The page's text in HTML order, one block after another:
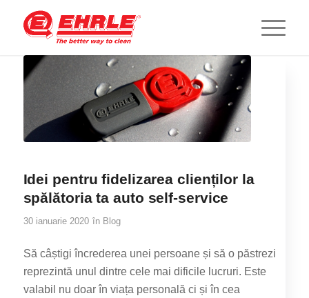
Idei pentru fidelizarea clienților la
spălătoria ta auto self-service
30 ianuarie 2020 în Blog
Să câștigi încrederea unei persoane și să o păstrezi
reprezintă unul dintre cele mai dificile lucruri. Este
valabil nu doar în viața personală ci și în cea